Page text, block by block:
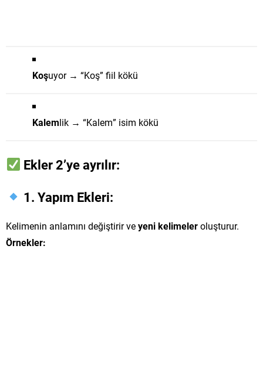
Koşuyor → “Koş” fiil kökü
Kalemlik → “Kalem” isim kökü
Ekler 2’ye ayrılır:
1. Yapım Ekleri:
Kelimenin anlamını değiştirir veyeni kelimeleroluşturur.
Örnekler: